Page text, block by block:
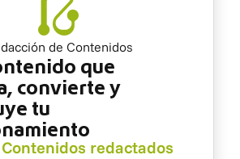
de Contenidos
que
convierte y
tu
redactados